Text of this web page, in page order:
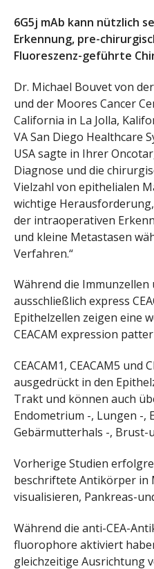
6G5j mAb kann nützlich
Erkennung, pre-
Fluoreszenz-geführte
Dr. Michael Bouvet von
und der Moores Cancer
California in La Jolla,
VA San Diego Healthcare
USA sagte in Ihrer
Diagnose und die
Vielzahl von epithelialen
wichtige
der intraoperativen
und kleine Metastasen
Verfahren.“
Während die Immunzellen
ausschließlich express
Epithelzellen zeigen eine
CEACAM expression
CEACAM1, CEACAM5 und
ausgedrückt in den
Trakt und können auch
Endometrium -, Lungen -,
Gebärmutterhals -, Brust-
Vorherige Studien
beschriftete Antikörper in
visualisieren, Pankreas-
Während die anti-CEA-
fluorophore aktiviert
gleichzeitige Ausrichtung